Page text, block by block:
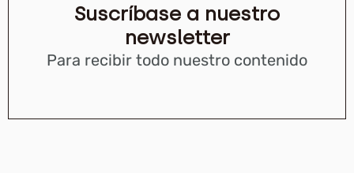
Suscríbase a nuestro
newsletter
Para recibir todo nuestro contenido